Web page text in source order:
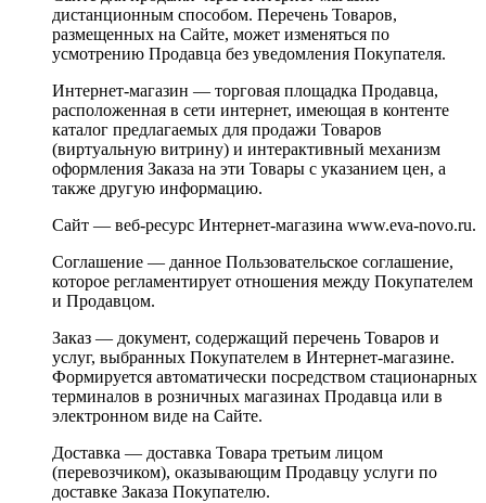
дистанционным способом. Перечень Товаров,
размещенных на Сайте, может изменяться по
усмотрению Продавца без уведомления Покупателя.
Интернет-магазин — торговая площадка Продавца,
расположенная в сети интернет, имеющая в контенте
каталог предлагаемых для продажи Товаров
(виртуальную витрину) и интерактивный механизм
оформления Заказа на эти Товары с указанием цен, а
также другую информацию.
Сайт — веб-ресурс Интернет-магазина www.eva-novo.ru.
Соглашение — данное Пользовательское соглашение,
которое регламентирует отношения между Покупателем
и Продавцом.
Заказ — документ, содержащий перечень Товаров и
услуг, выбранных Покупателем в Интернет-магазине.
Формируется автоматически посредством стационарных
терминалов в розничных магазинах Продавца или в
электронном виде на Сайте.
Доставка — доставка Товара третьим лицом
(перевозчиком), оказывающим Продавцу услуги по
доставке Заказа Покупателю.